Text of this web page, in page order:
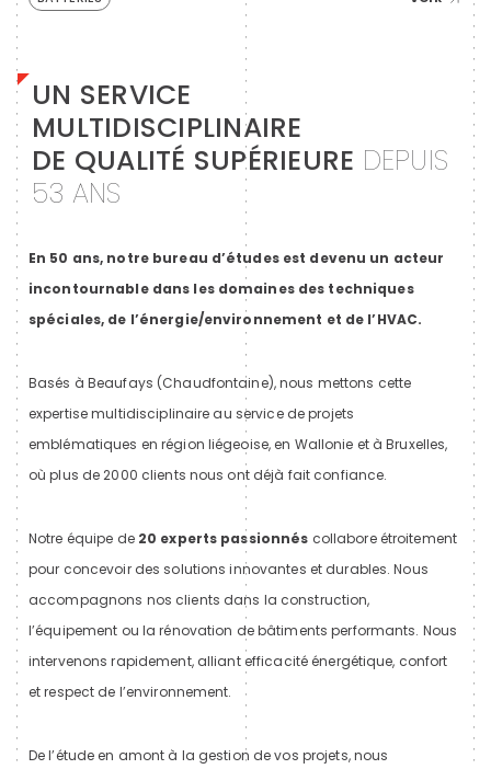
UN SERVICE
MULTIDISCIPLINAIRE
DE QUALITÉ SUPÉRIEURE DEPUIS
53 ANS
En 50 ans, notre bureau d’études est devenu un acteur
incontournable dans les domaines des techniques
spéciales, de l’énergie/environnement et de l’HVAC.
Basés à Beaufays (Chaudfontaine), nous mettons cette
expertise multidisciplinaire au service de projets
emblématiques en région liégeoise, en Wallonie et à Bruxelles,
où plus de 2000 clients nous ont déjà fait confiance.
Notre équipe de 20 experts passionnés collabore étroitement
pour concevoir des solutions innovantes et durables. Nous
accompagnons nos clients dans la construction,
l’équipement ou la rénovation de bâtiments performants. Nous
intervenons rapidement, alliant efficacité énergétique, confort
et respect de l’environnement.
De l’étude en amont à la gestion de vos projets, nous